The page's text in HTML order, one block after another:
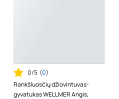
0/5 (0)
Rankšluosčių džiovintuvas-
gyvatukas WELLMER Angis,